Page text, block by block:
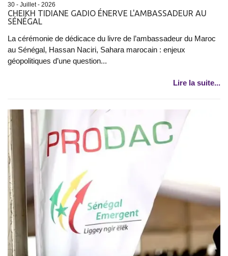
30 - Juillet - 2026
CHEIKH TIDIANE GADIO ÉNERVE L'AMBASSADEUR AU
SÉNÉGAL
La cérémonie de dédicace du livre de l’ambassadeur du Maroc
au Sénégal, Hassan Naciri, Sahara marocain : enjeux
géopolitiques d’une question...
Lire la suite...